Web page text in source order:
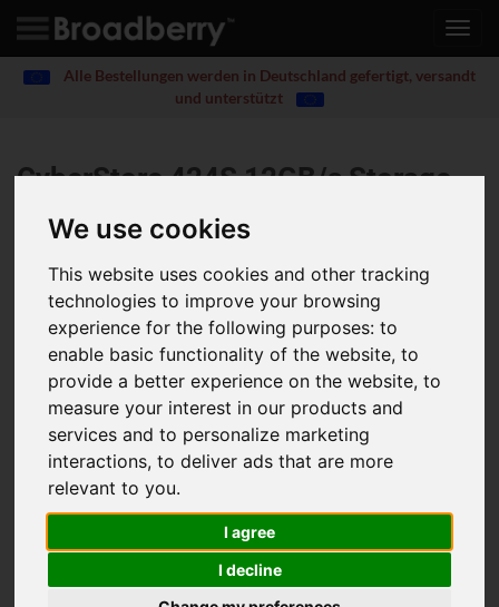
We use cookies
This website uses cookies and other tracking
technologies to improve your browsing
experience for the following purposes:to
enable basic functionality of the website,to
provide a better experience on the website,to
measure your interest in our products and
services and to personalize marketing
interactions,to deliver ads that are more
relevant to you.
I agree
I decline
Alle Bestellungen werden in Deutschland gefertigt, versandt
und unterstützt
CyberStore 424S 12GB/s Storage
Server
4U, 24 Drive Bays, SAS / SATA Rackmount Storage
Up to 2x Intel Intel Xeon Scalable Processors 3rd Generation
Up to 16 DDR4 3200Mhz ECC Registered Memory Slots
Up to 24x Hard Drives
8 Port and HBA - 8i Port Broadcom RAID Controllers
(Hardware RAID levels 0, 1, 5, 6, 10, 50, and 60) and LSI HBA
Controllers (Non RAID) Raid Card
Supports 3x Intel Gigabit Ethernet Adaptors , Intel 10 Gigabit
Ethernet Adaptors, Qlogic Fibre Channel Adaptors, Solid State
NVME PCI-Express Drives, Intel 25/40/50 Gigabit Ethernet
Adaptors, Intel 100 Gigabit Ethernet Adaptors, Mellanox
ConnectX-4 Series Ethernet Adaptors and Mellanox Ethernet
Adaptors PCI Express Expansion